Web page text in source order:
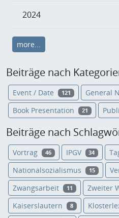
2024
more...
Beiträge nach
Event / Date 121 General
Book Presentation 21
Beiträge nach
Vortrag 46 IPGV 34
Nationalsozialismus 15
Zwangsarbeit 11 Zweiter
Kaiserslautern 8